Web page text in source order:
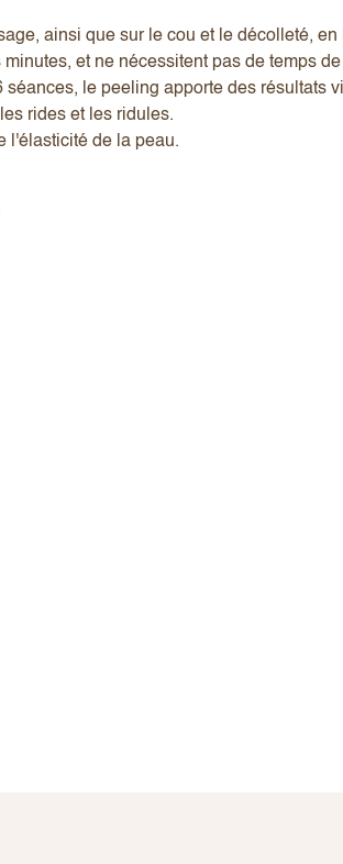
ainsi que sur le cou et le décolleté,
et ne nécessitent pas de temps
le peeling apporte des résultats
rides et les ridules.
l'élasticité de la peau.